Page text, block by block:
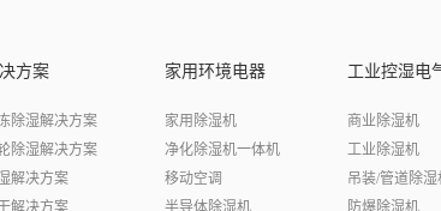
方案
除湿解决方案
除湿解决方案
解决方案
解决方案
家用环境电器
家用除湿机
净化除湿机一体机
移动空调
半导体除湿机
工业控湿电
商业除湿机
工业除湿机
吊装/管道除湿
防爆除湿机